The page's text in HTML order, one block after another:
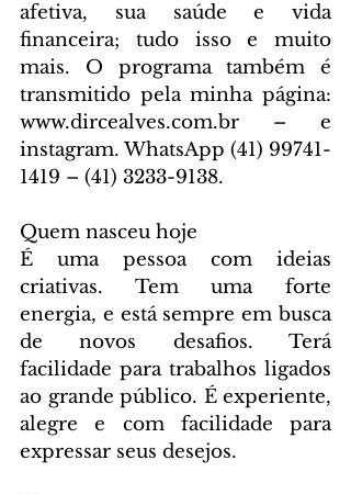
afetiva, sua saúde e vida
financeira; tudo isso e muito
mais. O programa também é
transmitido pela minha página:
www.dircealves.com.br – e
instagram. WhatsApp (41) 99741-
1419 – (41) 3233-9138.
Quem nasceu hoje
É uma pessoa com ideias
criativas. Tem uma forte
energia, e está sempre em busca
de novos desafios. Terá
facilidade para trabalhos ligados
ao grande público. É experiente,
alegre e com facilidade para
expressar seus desejos.